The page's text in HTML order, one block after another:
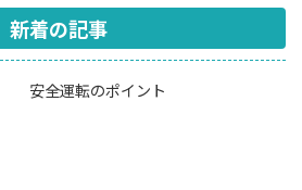
新着の記事
安全運転のポイント